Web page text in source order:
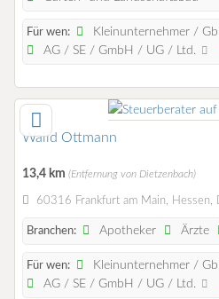
Für wen:
Kleinunternehmer /
AG / SE / GmbH / UG / Ltd.
Walid Ottmann
13,4 km (Entfernung von Dietzenbach)
60316 Frankfurt am Main, Hessen,
Branchen: Apotheker Ärzte
Für wen:
Kleinunternehmer /
AG / SE / GmbH / UG / Ltd.